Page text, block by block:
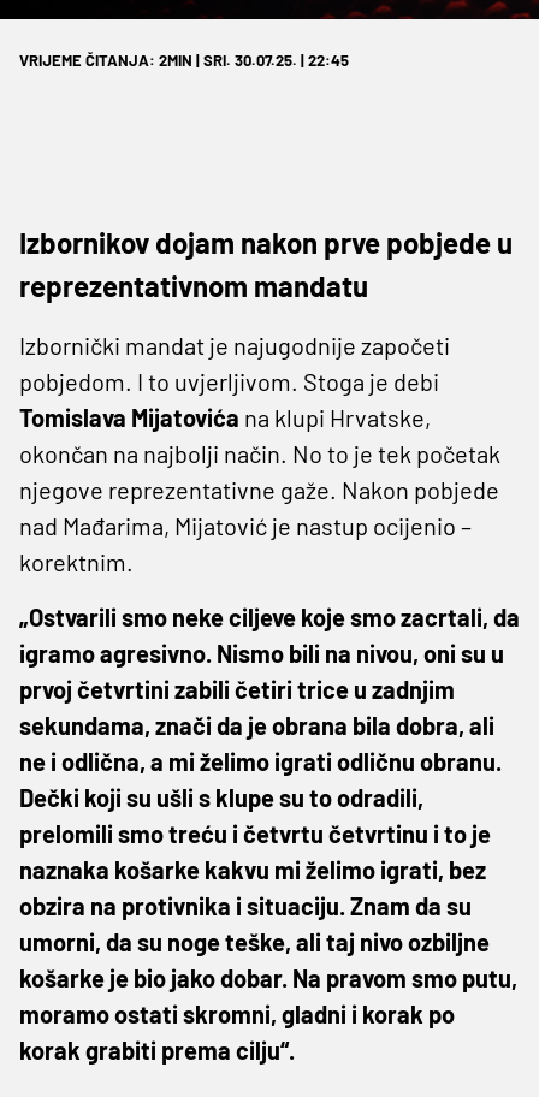
VRIJEME ČITANJA: 2MIN | SRI. 30.07.25. | 22:45
Izbornikov dojam nakon prve pobjede u
reprezentativnom mandatu
Izbornički mandat je najugodnije započeti
pobjedom. I to uvjerljivom. Stoga je debi
Tomislava Mijatovića na klupi Hrvatske,
okončan na najbolji način. No to je tek početak
njegove reprezentativne gaže. Nakon pobjede
nad Mađarima, Mijatović je nastup ocijenio –
korektnim.
„Ostvarili smo neke ciljeve koje smo zacrtali, da
igramo agresivno. Nismo bili na nivou, oni su u
prvoj četvrtini zabili četiri trice u zadnjim
sekundama, znači da je obrana bila dobra, ali
ne i odlična, a mi želimo igrati odličnu obranu.
Dečki koji su ušli s klupe su to odradili,
prelomili smo treću i četvrtu četvrtinu i to je
naznaka košarke kakvu mi želimo igrati, bez
obzira na protivnika i situaciju. Znam da su
umorni, da su noge teške, ali taj nivo ozbiljne
košarke je bio jako dobar. Na pravom smo putu,
moramo ostati skromni, gladni i korak po
korak grabiti prema cilju“.